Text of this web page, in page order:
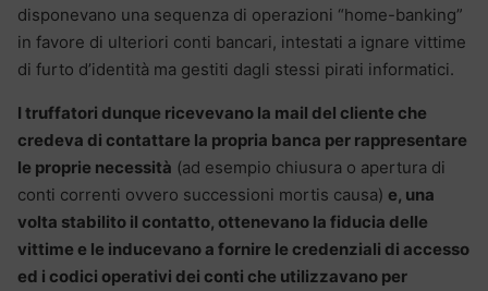
disponevano una sequenza di operazioni “home-banking”
in favore di ulteriori conti bancari, intestati a ignare vittime
di furto d’identità ma gestiti dagli stessi pirati informatici.
I truffatori dunque ricevevano la mail del cliente che
credeva di contattare la propria banca per rappresentare
le proprie necessità (ad esempio chiusura o apertura di
conti correnti ovvero successioni mortis causa) e, una
volta stabilito il contatto, ottenevano la fiducia delle
vittime e le inducevano a fornire le credenziali di accesso
ed i codici operativi dei conti che utilizzavano per